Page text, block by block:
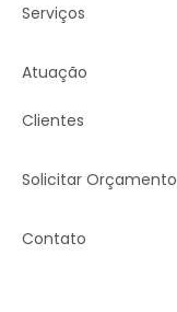
Serviços
Atuação
Clientes
Solicitar Orçamento
Contato